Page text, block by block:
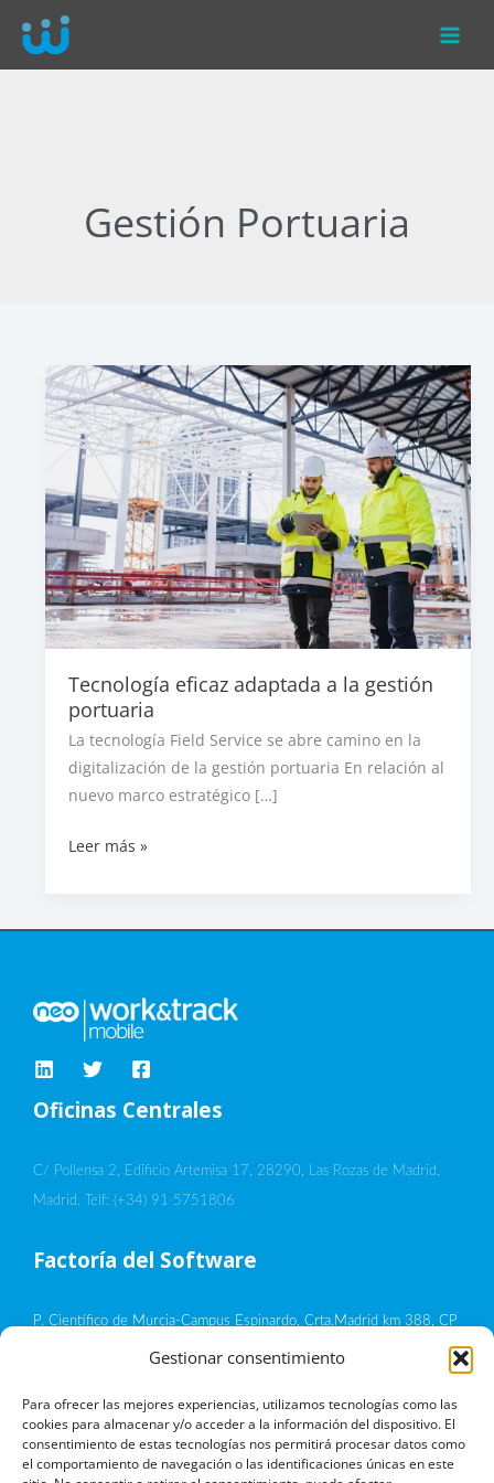
Gestionar consentimiento
Para ofrecer las mejores experiencias, utilizamos tecnologías como las
cookies para almacenar y/o acceder a la información del dispositivo. El
consentimiento de estas tecnologías nos permitirá procesar datos como
el comportamiento de navegación o las identificaciones únicas en este
contenido
Gestión Portuaria
Tecnología eficaz adaptada a la gestión
portuaria
La tecnología Field Service se abre camino en la
digitalización de la gestión portuaria En relación al
nuevo marco estratégico […]
Tecnología
a
portuaria
Leer más »
Oficinas Centrales
C/ Pollensa 2, Edificio Artemisa 17, 28290, Las Rozas de Madrid,
Madrid. Telf: (+34) 91 5751806
Factoría del Software
P. Científico de Murcia-Campus Espinardo, Crta.Madrid km 388, CP
Aviso legal